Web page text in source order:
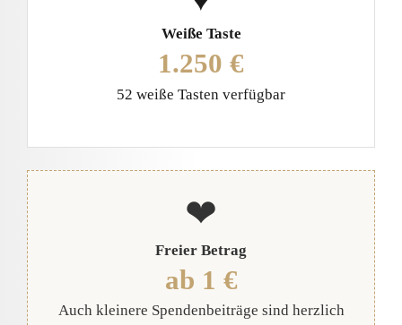
Weiße Taste
1.250 €
52 weiße Tasten verfügbar
❤
Freier Betrag
ab 1 €
Auch kleinere Spendenbeiträge sind herzlich